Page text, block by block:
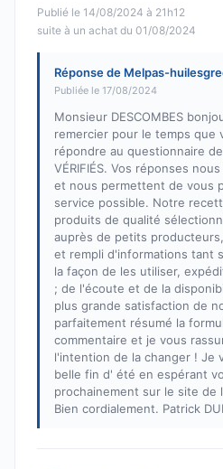
Publié le 14/08/2024 à 21h12
suite à un achat du 01/08/2024
Réponse de Melpas-
Publiée le 17/08/2024
Monsieur DESCOMBES
remercier pour le temps que
répondre au questionnaire
VÉRIFIÉS. Vos réponses
et nous permettent de vous
service possible. Notre
produits de qualité
auprès de petits
et rempli d'informations tant
la façon de les utiliser,
; de l'écoute et de la
plus grande satisfaction de
parfaitement résumé la
commentaire et je vous
l'intention de la changer ! Je
belle fin d' été en espérant
prochainement sur le site de
Bien cordialement. Patrick